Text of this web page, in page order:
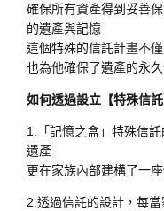
確保所有資產得到妥善
的遺產與記憶
這個特殊的信託計畫不
也為他確保了遺產的永
如何透過設立【特殊信
1.「記憶之盒」特殊信
遺產
更在家族內部建構了一
2.透過信託的設計，每